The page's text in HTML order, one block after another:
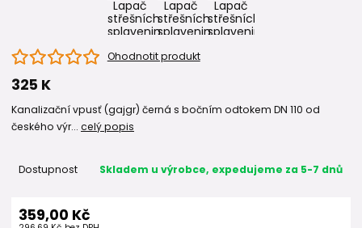
Ohodnotit produkt
325 K
Kanalizační vpusť (gajgr) černá s bočním odtokem DN 110 od
českého výr... celý popis
Dostupnost Skladem u výrobce, expedujeme za 5-7 dnů
359,00 Kč